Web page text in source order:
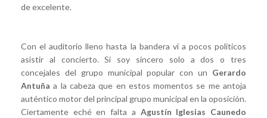
de excelente.
Con el auditorio lleno hasta la bandera vi a pocos políticos
asistir al concierto. Si soy sincero solo a dos o tres
concejales del grupo municipal popular con un Gerardo
Antuña a la cabeza que en estos momentos se me antoja
auténtico motor del principal grupo municipal en la oposición.
Ciertamente eché en falta a Agustín Iglesias Caunedo